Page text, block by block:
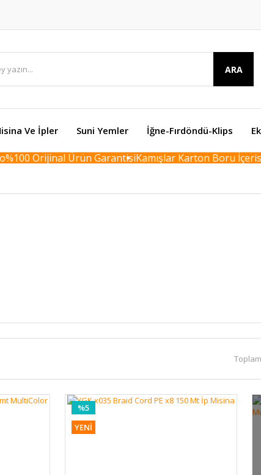
ARA
Ve İpler Suni Yemler İğne-Fırdöndü-Klips
Orijinal Ürün GarantisiKamışlar Karton Boru
%5
YENİ